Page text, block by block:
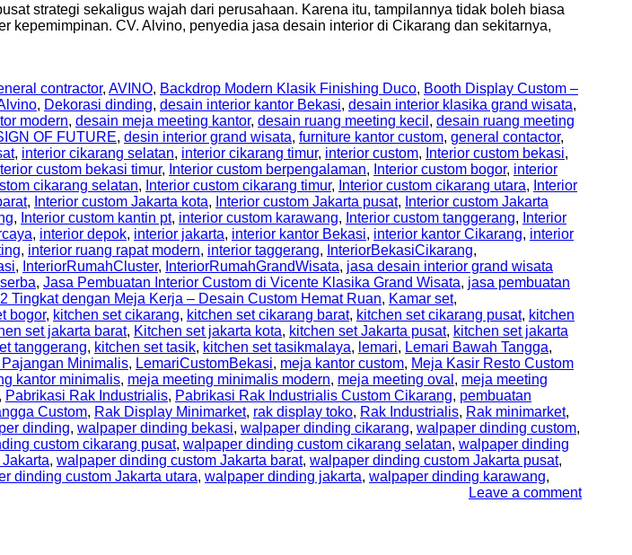
strategi sekaligus wajah dari perusahaan. Karena itu, tampilannya tidak boleh biasa
CV. Alvino, penyedia jasa desain interior di Cikarang dan sekitarnya,
contractor, AVINO, Backdrop Modern Klasik Finishing Duco, Booth Display Custom –
, Dekorasi dinding, desain interior kantor Bekasi, desain interior klasika grand wisata,
modern, desain meja meeting kantor, desain ruang meeting kecil , desain ruang meeting
OF FUTURE, desin interior grand wisata, furniture kantor custom, general contactor,
, interior cikarang selatan, interior cikarang timur, interior custom, Interior custom bekasi,
custom bekasi timur, Interior custom berpengalaman, Interior custom bogor, interior
cikarang selatan, Interior custom cikarang timur, Interior custom cikarang utara, Interior
, Interior custom Jakarta kota, Interior custom Jakarta pusat, Interior custom Jakarta
, Interior custom kantin pt, interior custom karawang, Interior custom tanggerang, Interior
, interior depok, interior jakarta, interior kantor Bekasi, interior kantor Cikarang, interior
, interior ruang rapat modern, interior taggerang, InteriorBekasiCikarang,
, InteriorRumahCluster, InteriorRumahGrandWisata, jasa desain interior grand wisata
, Jasa Pembuatan Interior Custom di Vicente Klasika Grand Wisata, jasa pembuatan
Tingkat dengan Meja Kerja – Desain Custom Hemat Ruan, Kamar set,
bogor, kitchen set cikarang, kitchen set cikarang barat, kitchen set cikarang pusat, kitchen
set jakarta barat, Kitchen set jakarta kota, kitchen set Jakarta pusat, kitchen set jakarta
tanggerang, kitchen set tasik, kitchen set tasikmalaya, lemari, Lemari Bawah Tangga,
Pajangan Minimalis, LemariCustomBekasi, meja kantor custom, Meja Kasir Resto Custom
kantor minimalis, meja meeting minimalis modern, meja meeting oval , meja meeting
, Pabrikasi Rak Industrialis, Pabrikasi Rak Industrialis Custom Cikarang, pembuatan
Custom, Rak Display Minimarket, rak display toko, Rak Industrialis, Rak minimarket,
dinding, walpaper dinding bekasi, walpaper dinding cikarang, walpaper dinding custom,
custom cikarang pusat, walpaper dinding custom cikarang selatan, walpaper dinding
, walpaper dinding custom Jakarta barat, walpaper dinding custom Jakarta pusat,
dinding custom Jakarta utara, walpaper dinding jakarta, walpaper dinding karawang,
Leave a comment